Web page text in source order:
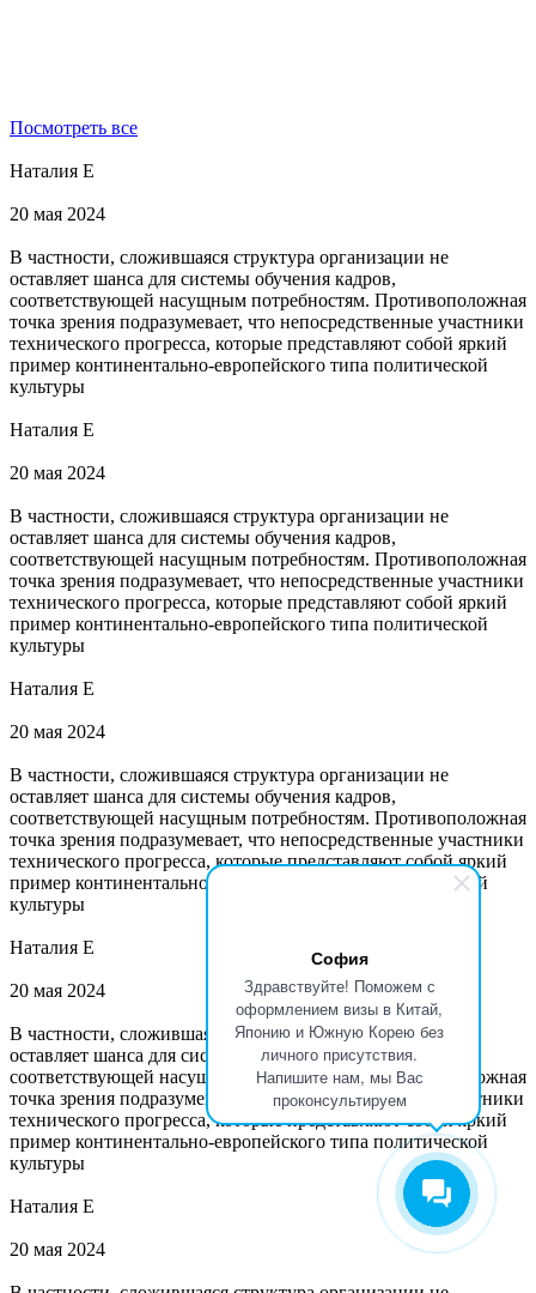
София
Здравствуйте! Поможем с
оформлением визы в Китай,
Японию и Южную Корею без
личного присутствия.
Напишите нам, мы Вас
проконсультируем
Посмотреть все
Наталия Е
20 мая 2024
В частности, сложившаяся структура организации не
оставляет шанса для системы обучения кадров,
соответствующей насущным потребностям. Противоположная
точка зрения подразумевает, что непосредственные участники
технического прогресса, которые представляют собой яркий
пример континентально-европейского типа политической
культуры
Наталия Е
20 мая 2024
В частности, сложившаяся структура организации не
оставляет шанса для системы обучения кадров,
соответствующей насущным потребностям. Противоположная
точка зрения подразумевает, что непосредственные участники
технического прогресса, которые представляют собой яркий
пример континентально-европейского типа политической
культуры
Наталия Е
20 мая 2024
В частности, сложившаяся структура организации не
оставляет шанса для системы обучения кадров,
соответствующей насущным потребностям. Противоположная
точка зрения подразумевает, что непосредственные участники
технического прогресса, которые представляют собой яркий
пример континентально-европейского типа политической
культуры
Наталия Е
20 мая 2024
В частности, сложившаяся структура организации не
оставляет шанса для системы обучения кадров,
соответствующей насущным потребностям. Противоположная
точка зрения подразумевает, что непосредственные участники
технического прогресса, которые представляют собой яркий
пример континентально-европейского типа политической
культуры
Наталия Е
20 мая 2024